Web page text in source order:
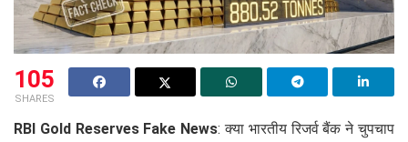
105
SHARES
RBI Gold Reserves Fake News: क्या भारतीय रिजर्व बैंक ने चुपचाप